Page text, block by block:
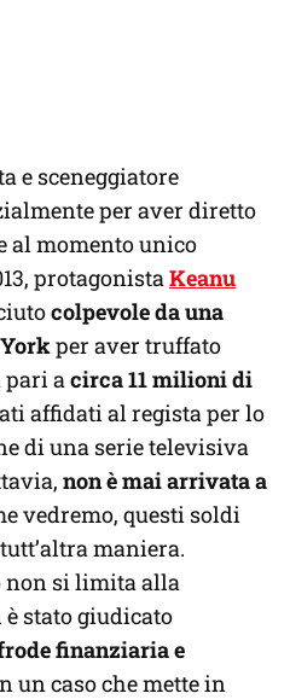
e sceneggiatore
per aver diretto
al momento unico
protagonista Keanu
colpevole da una
per aver truffato
a circa 11 milioni di
affidati al regista per lo
di una serie televisiva
non è mai arrivata a
vedremo, questi soldi
maniera.
non si limita alla
stato giudicato
finanziaria e
un caso che mette in